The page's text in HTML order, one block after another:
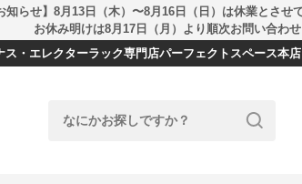
知らせ】8月13日（木）〜8月16日（日）は休業とさ
お休み明けは8月17日（月）より順次お問い合わ
・エレクターラック専門店パーフェクトスペース本店